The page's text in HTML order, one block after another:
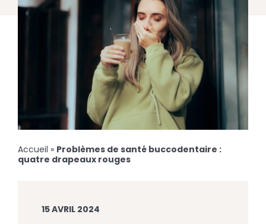
Accueil » Problèmes de santé buccodentaire :
quatre drapeaux rouges
15 AVRIL 2024